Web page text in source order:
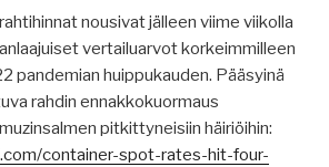
nousivat jälleen viime viikolla
vertailuarvot korkeimmilleen
pandemian huippukauden. Pääsyinä
rahdin ennakkokuormaus
pitkittyneisiin häiriöihin:
container-spot-rates-hit-four-